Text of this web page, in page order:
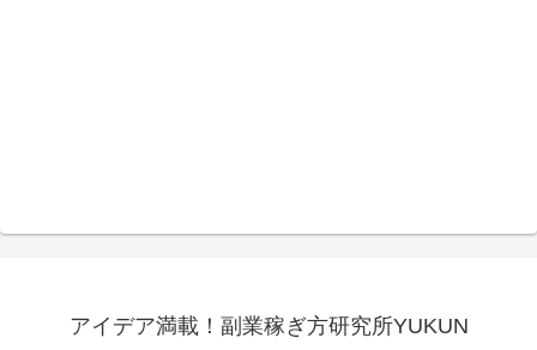
アイデア満載！副業稼ぎ方研究所YUKUN